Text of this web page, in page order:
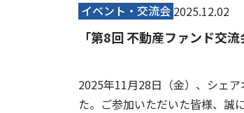
イベント・交流会 2025.12.02
「第8回 不動産ファンド交
2025年11月28日（金）、シェ
た。ご参加いただいた皆様、誠